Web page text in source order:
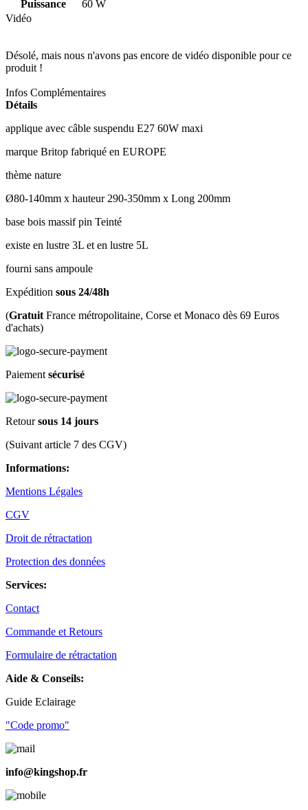
Puissance
60 W
Vidéo
Désolé, mais nous n'avons pas encore de vidéo disponible pour ce
produit !
Infos Complémentaires
Détails
applique avec câble suspendu E27 60W maxi
marque Britop fabriqué en EUROPE
thème nature
Ø80-140mm x hauteur 290-350mm x Long 200mm
base bois massif pin Teinté
existe en lustre 3L et en lustre 5L
fourni sans ampoule
Expédition sous 24/48h
(Gratuit France métropolitaine, Corse et Monaco dès 69 Euros
d'achats)
Paiement sécurisé
Retoursous 14 jours
(Suivant article 7 des CGV)
Informations:
Mentions Légales
CGV
Droit de rétractation
Protection des données
Services:
Contact
Commande et Retours
Formulaire de rétractation
Aide & Conseils:
Guide Eclairage
"Code promo"
info@kingshop.fr